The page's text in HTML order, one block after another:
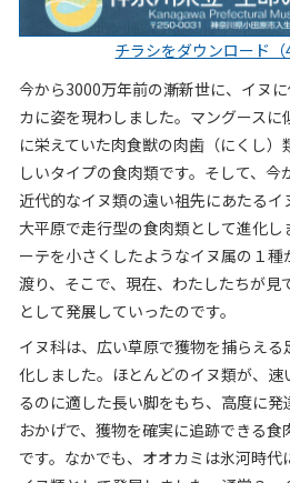
チラシをダウンロード（
今から3000万年前の漸新世に、イヌ
カに姿を現わしました。マングース
に栄えていた肉食獣の肉歯（にくし）
しいタイプの食肉類です。そして、
近代的なイヌ類の遠い祖先にあたる
大平原で走行型の食肉類として進化
ーテを小さくしたようなイヌ属の１種
渡り、そこで、現在、わたしたちが見
として発展していったのです。
イヌ科は、広い草原で獲物を捕らえ
化しました。ほとんどのイヌ類が、
るのに適した長い脚をもち、高度に
おかげで、獲物を確実に追跡できる
です。なかでも、オオカミは氷河時